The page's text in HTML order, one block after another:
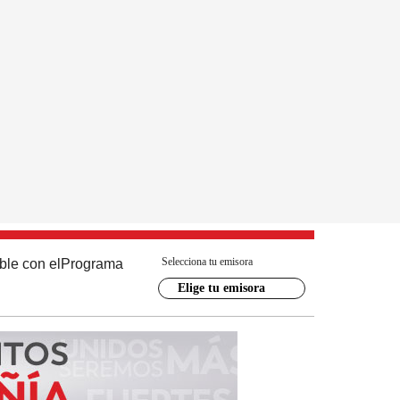
con el Programa Selecciona tu emisora
Elige tu emisora